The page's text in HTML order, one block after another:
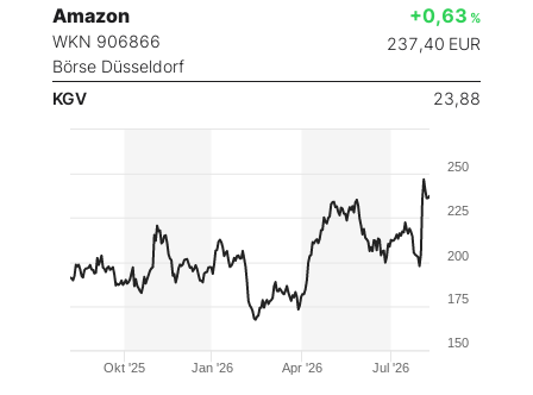
Amazon
WKN 906866
Börse Düsseldorf
+0,63 %
237,40 EUR
KGV 23,88
Okt '25 Jan '26 Apr '26 Jul '26
150
175
200
225
250